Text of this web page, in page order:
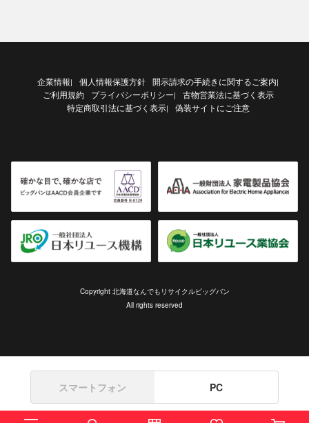
企業情報| 個人情報保護方針 開示請求の手続きに関するご案内|
ご利用規約 プライバシーポリシー|
古物営業法に基づく表示
特定商取引法に基づく表示| 偽装サイトにご注意
Copyright 北海道なんでもリサイクルビッグバン
All rights reserved
スマートフォン PC